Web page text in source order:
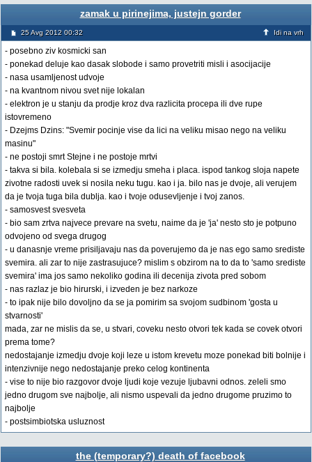
zamak u pirinejima, justejn gorder
25 Avg 2012 00:32 Idi na vrh
- posebno ziv kosmicki san
- ponekad deluje kao dasak slobode i samo provetriti misli i asocijacije
- nasa usamljenost udvoje
- na kvantnom nivou svet nije lokalan
- elektron je u stanju da prodje kroz dva razlicita procepa ili dve rupe
istovremeno
- Dzejms Dzins: "Svemir pocinje vise da lici na veliku misao nego na veliku
masinu"
- ne postoji smrt Stejne i ne postoje mrtvi
- takva si bila. kolebala si se izmedju smeha i placa. ispod tankog sloja napete
zivotne radosti uvek si nosila neku tugu. kao i ja. bilo nas je dvoje, ali verujem
da je tvoja tuga bila dublja. kao i tvoje odusevljenje i tvoj zanos.
- samosvest svesveta
- bio sam zrtva najvece prevare na svetu, naime da je 'ja' nesto sto je potpuno
odvojeno od svega drugog
- u danasnje vreme prisiljavaju nas da poverujemo da je nas ego samo srediste
svemira. ali zar to nije zastrasujuce? mislim s obzirom na to da to 'samo srediste
svemira' ima jos samo nekoliko godina ili decenija zivota pred sobom
- nas razlaz je bio hirurski, i izveden je bez narkoze
- to ipak nije bilo dovoljno da se ja pomirim sa svojom sudbinom 'gosta u
stvarnosti'
mada, zar ne mislis da se, u stvari, coveku nesto otvori tek kada se covek otvori
prema tome?
nedostajanje izmedju dvoje koji leze u istom krevetu moze ponekad biti bolnije i
intenzivnije nego nedostajanje preko celog kontinenta
- vise to nije bio razgovor dvoje ljudi koje vezuje ljubavni odnos. zeleli smo
jedno drugom sve najbolje, ali nismo uspevali da jedno drugome pruzimo to
najbolje
- postsimbiotska usluznost
the (temporary?) death of facebook